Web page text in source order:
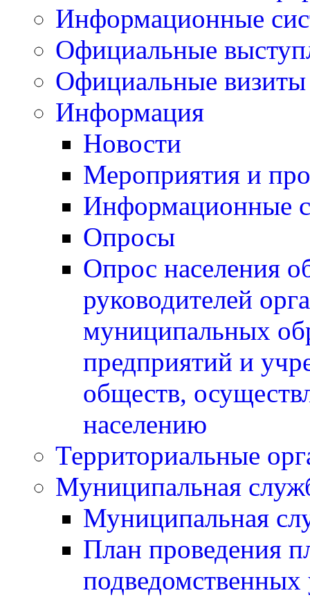
Информационные
Официальные
Официальные визиты
Информация
Новости
Мероприятия и
Информационные
Опросы
Опрос населения
руководителей
муниципальных
предприятий и
обществ,
населению
Территориальные
Муниципальная
Муниципальная
План проведения